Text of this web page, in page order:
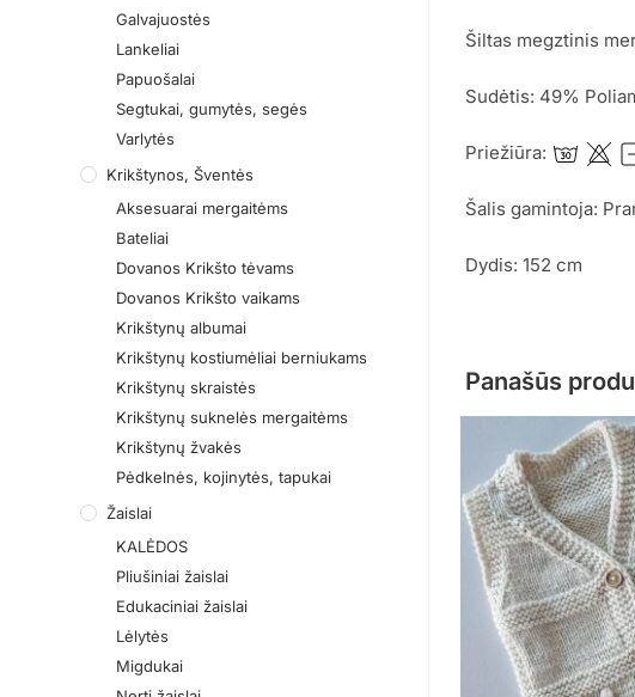
Šiltas megztinis
Sudėtis: 49%
Priežiūra:
Šalis gamintoja:
Dydis: 152 cm
Panašūs
Galvajuostės
Lankeliai
Papuošalai
Segtukai, gumytės, segės
Varlytės
Krikštynos, Šventės
Aksesuarai mergaitėms
Bateliai
Dovanos Krikšto tėvams
Dovanos Krikšto vaikams
Krikštynų albumai
Krikštynų kostiumėliai berniukams
Krikštynų skraistės
Krikštynų suknelės mergaitėms
Krikštynų žvakės
Pėdkelnės, kojinytės, tapukai
Žaislai
KALĖDOS
Pliušiniai žaislai
Edukaciniai žaislai
Lėlytės
Migdukai